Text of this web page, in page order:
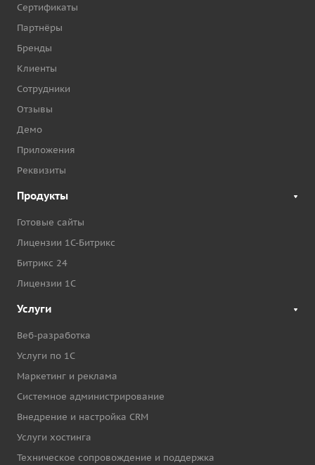
Сертификаты
Партнёры
Бренды
Клиенты
Сотрудники
Отзывы
Демо
Приложения
Реквизиты
Продукты
Готовые сайты
Лицензии 1С-Битрикс
Битрикс 24
Лицензии 1С
Услуги
Веб-разработка
Услуги по 1С
Маркетинг и реклама
Системное администрирование
Внедрение и настройка CRM
Услуги хостинга
Техническое сопровождение и поддержка